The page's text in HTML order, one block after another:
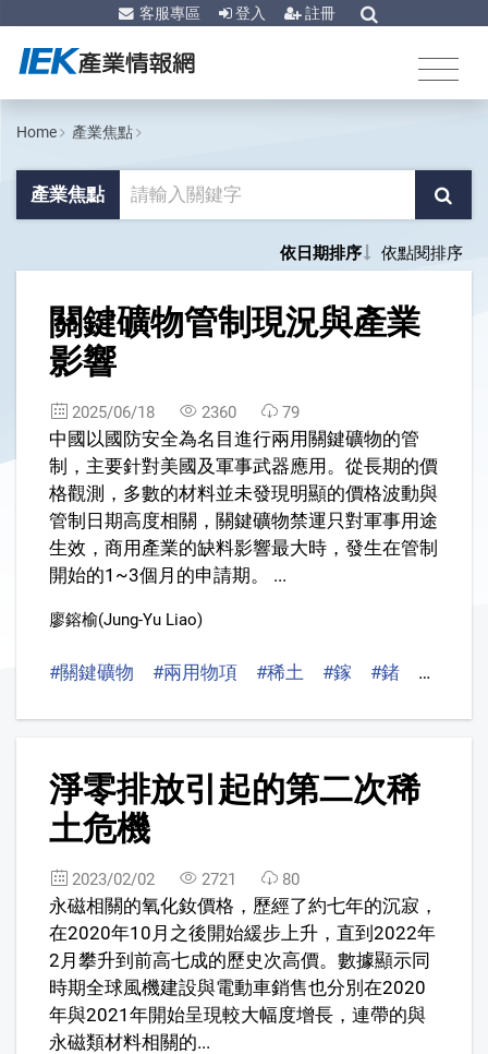
客服專區 登入 註冊
Home 產業焦點
產業焦點
依日期排序 依點閱排序
關鍵礦物管制現況與產業
影響
2025/06/18 2360 79
中國以國防安全為名目進行兩用關鍵礦物的管
制，主要針對美國及軍事武器應用。從長期的價
格觀測，多數的材料並未發現明顯的價格波動與
管制日期高度相關，關鍵礦物禁運只對軍事用途
生效，商用產業的缺料影響最大時，發生在管制
開始的1~3個月的申請期。 ...
廖鎔榆(Jung-Yu Liao)
#關鍵礦物 #兩用物項 #稀土 #鎵 #鍺 #銻
淨零排放引起的第二次稀
土危機
2023/02/02 2721 80
永磁相關的氧化釹價格，歷經了約七年的沉寂，
在2020年10月之後開始緩步上升，直到2022年
2月攀升到前高七成的歷史次高價。數據顯示同
時期全球風機建設與電動車銷售也分別在2020
年與2021年開始呈現較大幅度增長，連帶的與
永磁類材料相關的...